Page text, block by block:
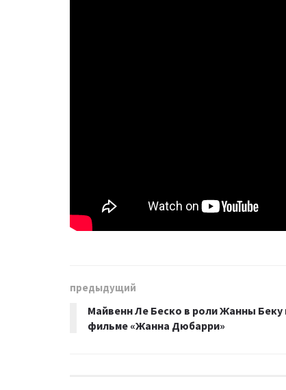
предыдущий
Майвенн Ле Беско в роли Жанны Беку
фильме «Жанна Дюбарри»